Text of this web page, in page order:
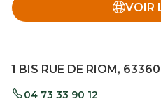
VOIR
1 BIS RUE DE RIOM,
04 73 33 90 12